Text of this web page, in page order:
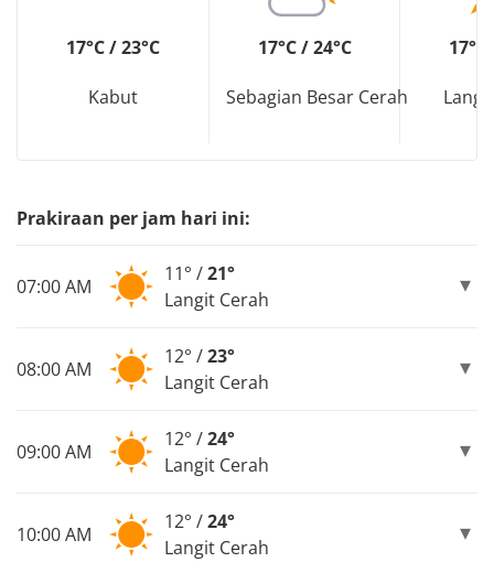
17°C / 23°C
Kabut
17°C / 24°C
Sebagian Besar Cerah
17°C
Prakiraan per jam hari ini:
07:00 AM
11° /21°
Langit Cerah
08:00 AM
12° /23°
Langit Cerah
09:00 AM
12° /24°
Langit Cerah
10:00 AM
12° /24°
Langit Cerah